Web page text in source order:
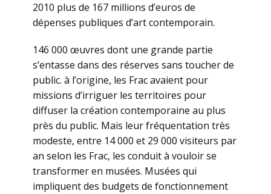
2010 plus de 167 millions d’euros de
dépenses publiques d’art contemporain.
146 000 œuvres dont une grande partie
s’entasse dans des réserves sans toucher de
public. à l’origine, les Frac avaient pour
missions d’irriguer les territoires pour
diffuser la création contemporaine au plus
près du public. Mais leur fréquentation très
modeste, entre 14 000 et 29 000 visiteurs par
an selon les Frac, les conduit à vouloir se
transformer en musées. Musées qui
impliquent des budgets de fonctionnement